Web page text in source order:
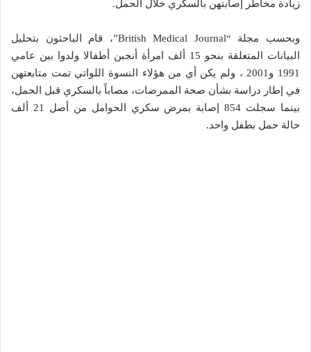
زيادة مخاطر إصابتهن بالسكري خلال الحمل.
وبحسب مجلة “British Medical Journal”، قام الباحثون بتحليل
البيانات المتعلقة بنحو 15 ألف امرأة أنجبن أطفالا ولدوا بين عامي
1991 و2001 ، ولم يكن أي من هؤلاء النسوة اللواتي تمت متابعتهن
في إطار دراسة بشأن صحة الممرضات، مصاباً بالسكري قبل الحمل،
بينما سجلت 854 إصابة بمرض سكري الحوامل من أصل 21 ألف
حالة حمل بطفل واحد.